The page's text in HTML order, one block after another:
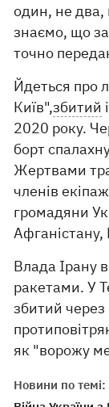
один, не два,
знаємо, що
точно
Йдеться про
Київ",збитий
2020 року.
борт
Жертвами
членів
громадяни
Афганістану,
Влада Ірану
ракетами. У
збитий
як "ворожу
Новини по темі: